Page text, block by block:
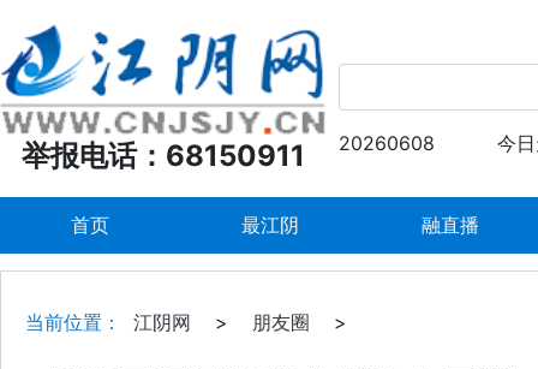
举报电话：68150911 20260608 今
首页 最江阴 融直播
当前位置： 江阴网 > 朋友圈 >